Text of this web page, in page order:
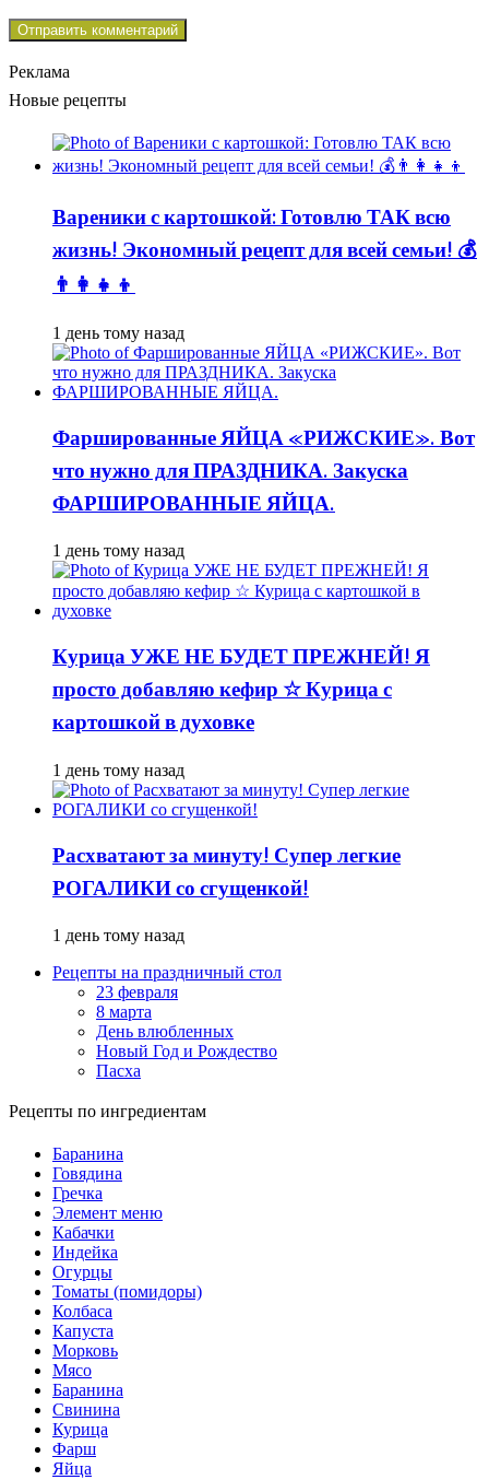
Реклама
Новые рецепты
Вареники с картошкой: Готовлю ТАК всю
жизнь! Экономный рецепт для всей семьи! 💰
👨👩👧👦
1 день тому назад
Фаршированные ЯЙЦА «РИЖСКИЕ». Вот
что нужно для ПРАЗДНИКА. Закуска
ФАРШИРОВАННЫЕ ЯЙЦА.
1 день тому назад
Курица УЖЕ НЕ БУДЕТ ПРЕЖНЕЙ! Я
просто добавляю кефир ☆ Курица с
картошкой в духовке
1 день тому назад
Расхватают за минуту! Супер легкие
РОГАЛИКИ со сгущенкой!
1 день тому назад
Рецепты на праздничный стол
23 февраля
8 марта
День влюбленных
Новый Год и Рождество
Пасха
Рецепты по ингредиентам
Баранина
Говядина
Гречка
Элемент меню
Кабачки
Индейка
Огурцы
Томаты (помидоры)
Колбаса
Капуста
Морковь
Мясо
Баранина
Свинина
Курица
Фарш
Яйца